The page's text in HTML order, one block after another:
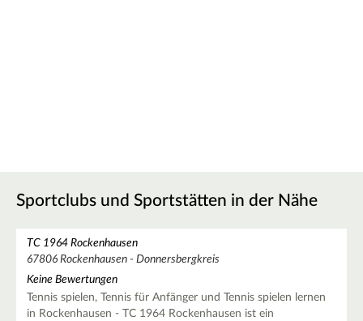
Sportclubs und Sportstätten in der Nähe
TC 1964 Rockenhausen
67806 Rockenhausen - Donnersbergkreis
Keine Bewertungen
Tennis spielen, Tennis für Anfänger und Tennis spielen lernen
in Rockenhausen - TC 1964 Rockenhausen ist ein